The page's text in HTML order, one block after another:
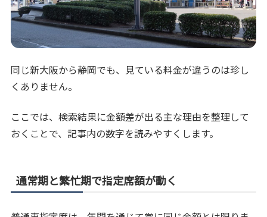
同じ新大阪から静岡でも、見ている料金が違うのは珍し
くありません。
ここでは、検索結果に金額差が出る主な理由を整理して
おくことで、記事内の数字を読みやすくします。
通常期と繁忙期で指定席額が動く